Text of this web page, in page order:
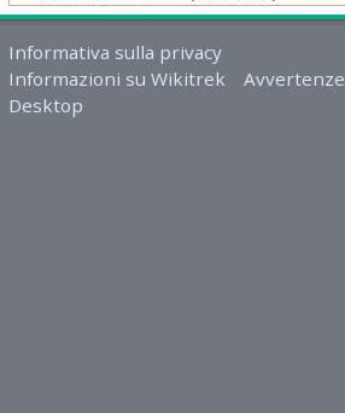
Informativa sulla privacy
Informazioni su Wikitrek
Avvertenze
Desktop